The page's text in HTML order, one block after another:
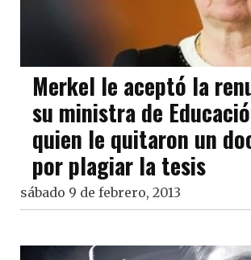
Merkel le aceptó la
su ministra de
quien le quitaron un
por plagiar la tesis
sábado 9 de febrero, 2013